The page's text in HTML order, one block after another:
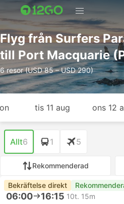
Flyg från Surfers
till Port Macquarie
6 resor (USD 85 – USD 290)
tis 11 aug ons 12
Allt6 1 5
Rekommenderad
Bekräftelse direkt
06:00 16:15 10t. 15m